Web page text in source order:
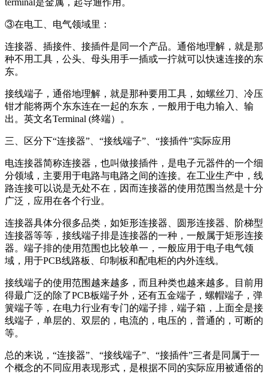
③在电工、电气领域里：
连接器、插接件、接插件是同一个产品。通俗地理解，就是那
种不用工具，公头、母头用手一插或一拧就可以快速连接的东
东。
接线端子，通俗地理解，就是那种要用工具，如螺丝刀、冷压
钳才能将两个东东连在一起的东东，一般用于电力输入、输
出。英文名Terminal (终端）。
三、区分下“连接器”、“接线端子”、“接插件”实际应用
电连接器简称连接器，也叫做接插件，是电子元器件的一个细
分领域，主要用于电路与电路之间的连接。在工业生产中，线
路连接可以说是无处不在，因而连接器的使用范围当然是十分
广泛，应用在各个行业。
连接器具体分很多品类，如矩形连接器、圆形连接器、阶梯型
连接器等等，接线端子排是连接器的一种，一般属于矩形连接
器。端子排的使用范围也比较单一，一般应用于电子电气领
域，用于PCB线路板、印制板和配电柜的内外连线。
接线端子的使用范围越来越多，而且种类也越来越多。目前用
得最广泛的除了PCB板端子外，还有五金端子，螺帽端子，弹
簧端子等，在电力行业有专门的端子排，端子箱，上面全是接
线端子，单层的、双层的，电流的，电压的，普通的，可断的
等。
总的来说，“连接器”、“接线端子”、“接插件”三者是同属于一
个概念的不同应用表现形式，是根据不同的实际应用被通俗的